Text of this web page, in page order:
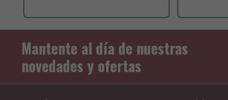
Mantente al día de nuestras
novedades y ofertas